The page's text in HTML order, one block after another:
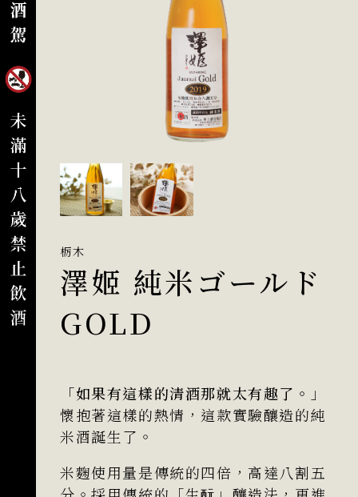
栃木
澤姬 純米ゴールド
GOLD
「如果有這樣的清酒那就太有趣了。」
懷抱著這樣的熱情，這款實驗釀造的純
米酒誕生了。
米麴使用量是傳統的四倍，高達八割五